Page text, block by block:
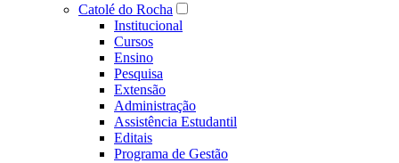
Catolé do Rocha
Institucional
Cursos
Ensino
Pesquisa
Extensão
Administração
Assistência Estudantil
Editais
Programa de Gestão